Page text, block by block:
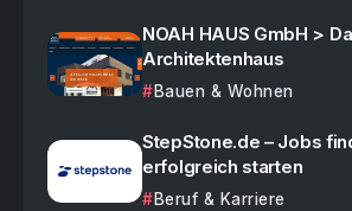
NOAH HAUS GmbH >
Architektenhaus
Bauen & Wohnen
StepStone.de – Jobs
erfolgreich starten
Beruf & Karriere